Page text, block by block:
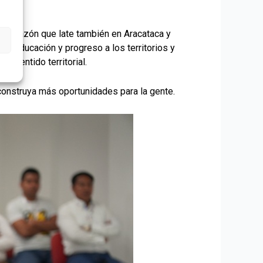
que late también en Aracataca y
educación y progreso a los territorios y
y sentido territorial.
más oportunidades para la gente.